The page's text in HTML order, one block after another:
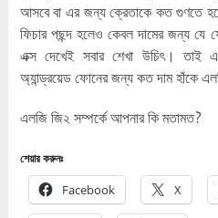
আসবে বা এর জন্য ক্রেতাকে কত গুণতে
ফিচার পছন্দ হলেও কেবল দামের জন্য যে
এক্স দেখেই সবার শেখা উচিৎ। তাই
অ্যান্ড্রয়েড ফোনের জন্য কত দাম হাঁকে
এলজি জি২ সম্পর্কে আপনার কি মতামত?
শেয়ার করুনঃ
Facebook X